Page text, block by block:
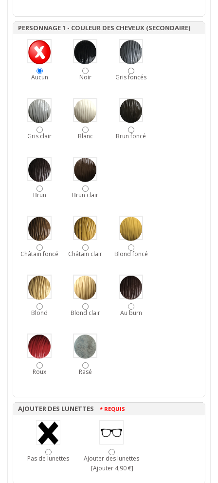
PERSONNAGE 1 - COULEUR DES CHEVEUX (SECONDAIRE)
Aucun Noir Gris foncés
Gris clair Blanc Brun foncé
Brun Brun clair
Châtain foncé Châtain clair Blond foncé
Blond Blond clair Au burn
Roux Rasé
AJOUTER DES LUNETTES * REQUIS
Pas de lunettes
Ajouter des lunettes
[Ajouter 4,90 €]